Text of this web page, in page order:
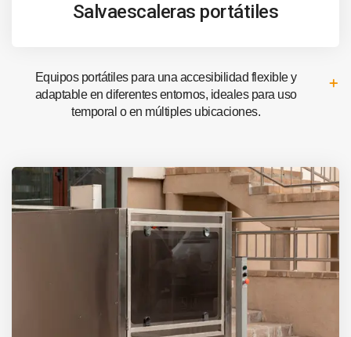
Salvaescaleras portátiles
Equipos portátiles para una accesibilidad flexible y
adaptable en diferentes entornos, ideales para uso
temporal o en múltiples ubicaciones.